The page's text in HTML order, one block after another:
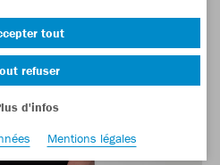
tout
refuser
d'infos
Mentions légales